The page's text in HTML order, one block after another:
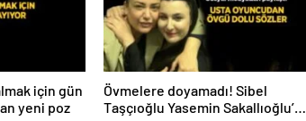
için gün
yeni poz
Övmelere doyamadı! Sibel
Taşçıoğlu Yasemin Sakallıoğlu’nu